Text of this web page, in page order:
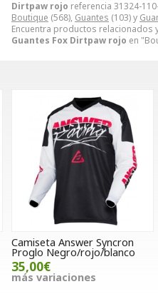
Dirtpaw rojo referencia 31324-
Boutique (568), Guantes (103) y
Encuentra productos relacionados
Guantes Fox Dirtpaw rojo en
Casco Answer AR1 junior
rojo/amarilo
140,00€
más variaciones